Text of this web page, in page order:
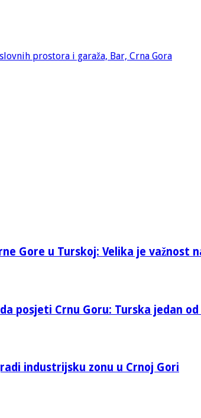
Gore u Turskoj: Velika je
posjeti Crnu Goru: Turska jedan
industrijsku zonu u Crnoj Gori